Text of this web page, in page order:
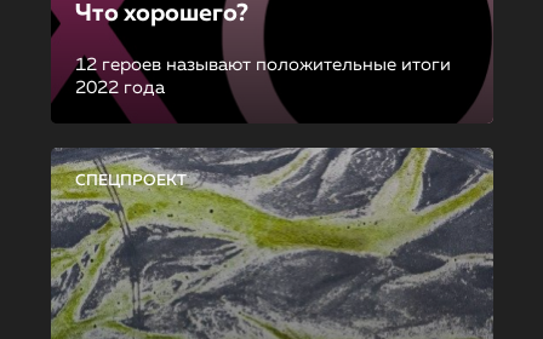
Что хорошего?
12 героев называют положительные итоги
2022 года
СПЕЦПРОЕКТ